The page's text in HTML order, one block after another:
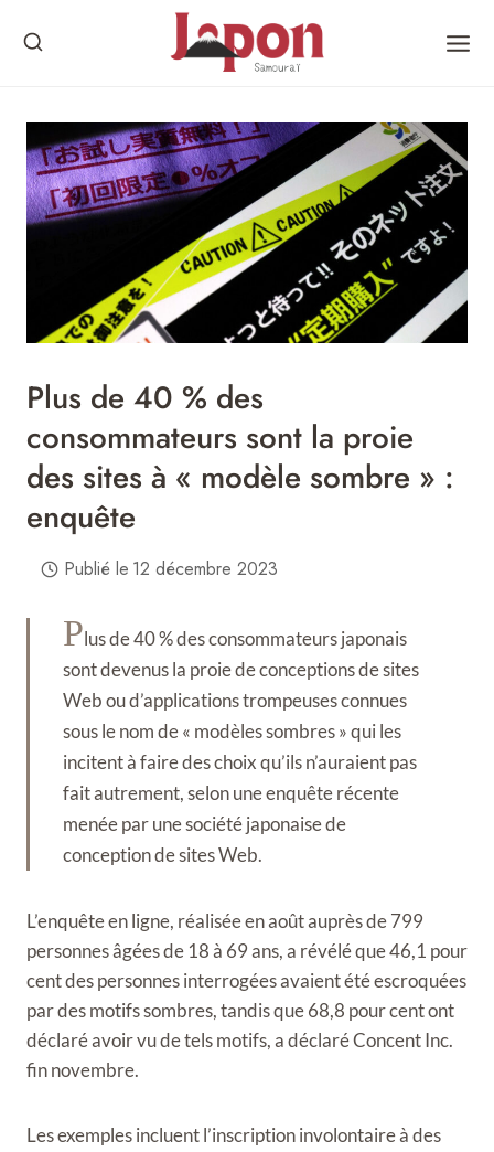
Plus de 40 % des
consommateurs sont la proie
des sites à « modèle sombre » :
enquête
Publié le 12 décembre 2023
Plus de 40 % des consommateurs japonais
sont devenus la proie de conceptions de sites
Web ou d’applications trompeuses connues
sous le nom de « modèles sombres » qui les
incitent à faire des choix qu’ils n’auraient pas
fait autrement, selon une enquête récente
menée par une société japonaise de
conception de sites Web.
L’enquête en ligne, réalisée en août auprès de 799
personnes âgées de 18 à 69 ans, a révélé que 46,1 pour
cent des personnes interrogées avaient été escroquées
par des motifs sombres, tandis que 68,8 pour cent ont
déclaré avoir vu de tels motifs, a déclaré Concent Inc.
fin novembre.
Les exemples incluent l’inscription involontaire à des